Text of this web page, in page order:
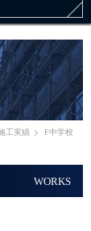
工実績 F中学校
WORKS